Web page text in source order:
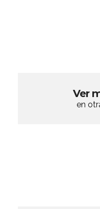
Ver
en